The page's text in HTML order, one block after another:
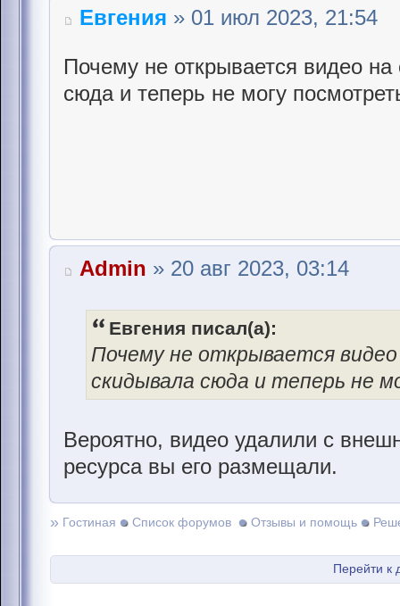
Евгения » 01 июл 2023, 21:54
Почему не открывается видео
сюда и теперь не могу
Admin » 20 авг 2023, 03:14
Евгения писал(а):
Почему не открывается
скидывала сюда и теперь не
Вероятно, видео удалили с
ресурса вы его размещали.
» Гостиная Список форумов Отзывы и помощь
Перейти к